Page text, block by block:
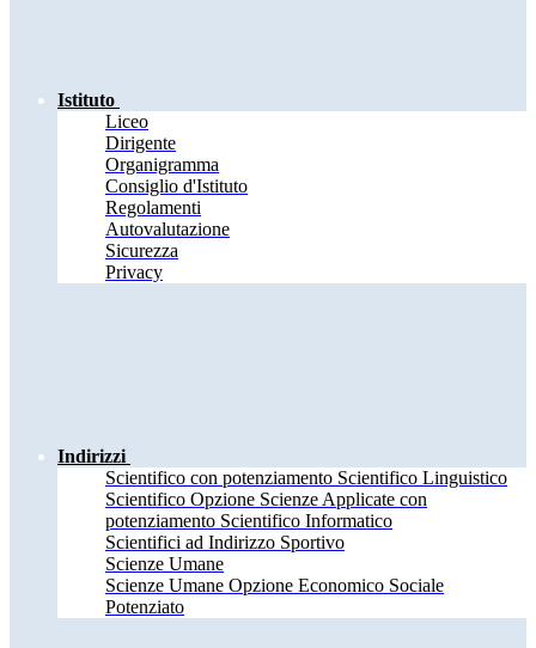
Istituto
Liceo
Dirigente
Organigramma
Consiglio d'Istituto
Regolamenti
Autovalutazione
Sicurezza
Privacy
Indirizzi
Scientifico con potenziamento Scientifico Linguistico
Scientifico Opzione Scienze Applicate con
potenziamento Scientifico Informatico
Scientifici ad Indirizzo Sportivo
Scienze Umane
Scienze Umane Opzione Economico Sociale
Potenziato